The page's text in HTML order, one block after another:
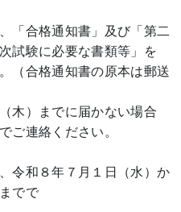
「合格通知書」及び「第二
試験に必要な書類等」を
合格通知書の原本は郵送
）までに届かない場合
ご連絡ください。
令和８年７月１日（水）か
でで